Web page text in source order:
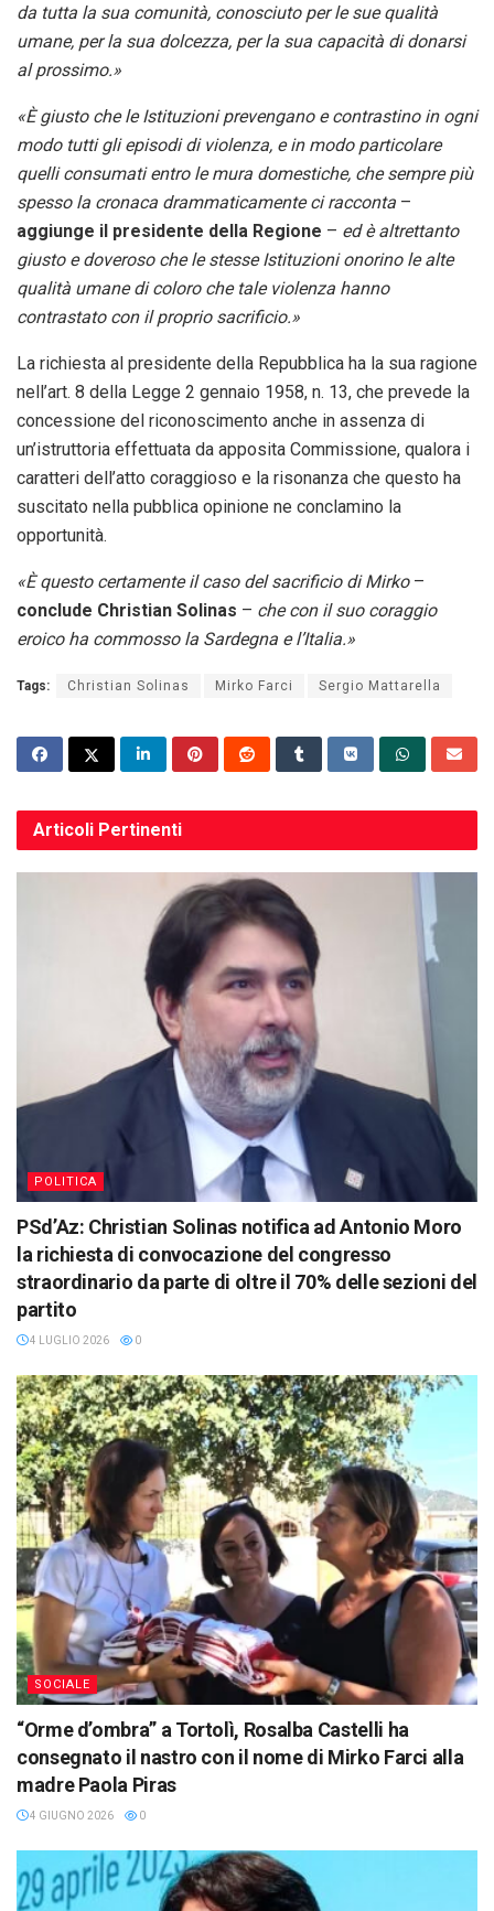
da tutta la sua comunità, conosciuto per le sue qualità
umane, per la sua dolcezza, per la sua capacità di donarsi
al prossimo.»
«È giusto che le Istituzioni prevengano e contrastino in ogni
modo tutti gli episodi di violenza, e in modo particolare
quelli consumati entro le mura domestiche, che sempre più
spesso la cronaca drammaticamente ci racconta –
aggiunge il presidente della Regione – ed è altrettanto
giusto e doveroso che le stesse Istituzioni onorino le alte
qualità umane di coloro che tale violenza hanno
contrastato con il proprio sacrificio.»
La richiesta al presidente della Repubblica ha la sua ragione
nell’art. 8 della Legge 2 gennaio 1958, n. 13, che prevede la
concessione del riconoscimento anche in assenza di
un’istruttoria effettuata da apposita Commissione, qualora i
caratteri dell’atto coraggioso e la risonanza che questo ha
suscitato nella pubblica opinione ne conclamino la
opportunità.
«È questo certamente il caso del sacrificio di Mirko–
conclude Christian Solinas – che con il suo coraggio
eroico ha commosso la Sardegna e l’Italia.»
Tags: Christian Solinas Mirko Farci Sergio Mattarella
Articoli Pertinenti
POLITICA
PSd’Az: Christian Solinas notifica ad Antonio Moro
la richiesta di convocazione del congresso
straordinario da parte di oltre il 70% delle sezioni del
partito
4 LUGLIO 2026 0
SOCIALE
“Orme d’ombra” a Tortolì, Rosalba Castelli ha
consegnato il nastro con il nome di Mirko Farci alla
madre Paola Piras
4 GIUGNO 2026 0